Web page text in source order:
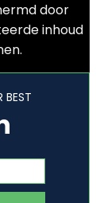
door
inhoud
BEST